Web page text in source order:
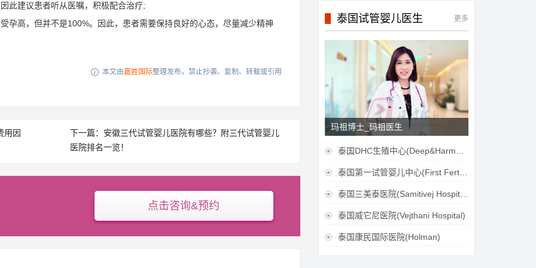
此建议患者听从医嘱，积极配合治疗;
孕高，但并不是100%。因此，患者需要保持良好的心态，尽量减少精神
 本文由嘉胜国际整理发布，禁止抄袭、复制、转载或引用
用因
下一篇：安徽三代试管婴儿医院有哪些？附三代试管婴儿
医院排名一览！
点击咨询&预约
泰国试管婴儿医生 更多
玛祖博士_玛祖医生
 泰国DHC生殖中心(Deep&Harmonicare IVF Center)
 泰国第一试管婴儿中心(First Fertilily PGS Center Limitied)
 泰国三美泰医院(Samitivej Hospital)
 泰国威它尼医院(Vejthani Hospital)
 泰国康民国际医院(Holman)